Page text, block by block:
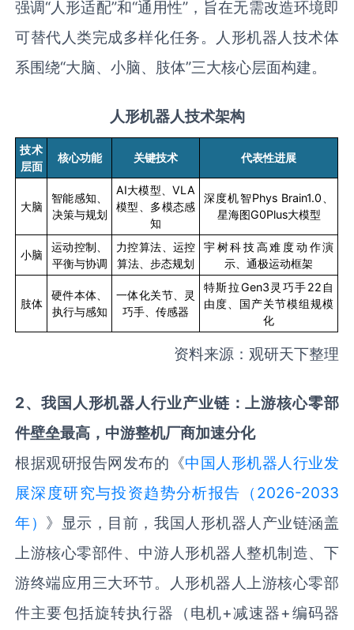
强调“人形适配”和“通用性”，旨在无需改造环境即
可替代人类完成多样化任务。人形机器人技术体
系围绕“大脑、小脑、肢体”三大核心层面构建。
人形机器人技术架构
技术
层面
核心功能 关键技术 代表性进展
大脑
智能感知、
决策与规划
AI大模型、VLA
模型、多模态感
知
深度机智Phys Brain1.0
星海图G0Plus大模型
小脑
运动控制、
平衡与协调
力控算法、运控
算法、步态规划
宇树科技高难度动作演
示、通极运动框架
肢体
硬件本体、
执行与感知
一体化关节、灵
巧手、传感器
特斯拉Gen3 灵巧手22 自
由度、国产关节模组规模
化
资料来源：观研天下整理
2、 我国人形机器人行业产业链：上游核心零部
件壁垒最高，中游整机厂商加速分化
根据观研报告网发布的《中国人形机器人行业发
展深度研究与投资趋势分析报告（2026-2033
年） 》显示，目前，我国人形机器人产业链涵盖
上游核心零部件、中游人形机器人整机制造、下
游终端应用三大环节。人形机器人上游核心零部
件主要包括旋转执行器（电机+减速器+编码器